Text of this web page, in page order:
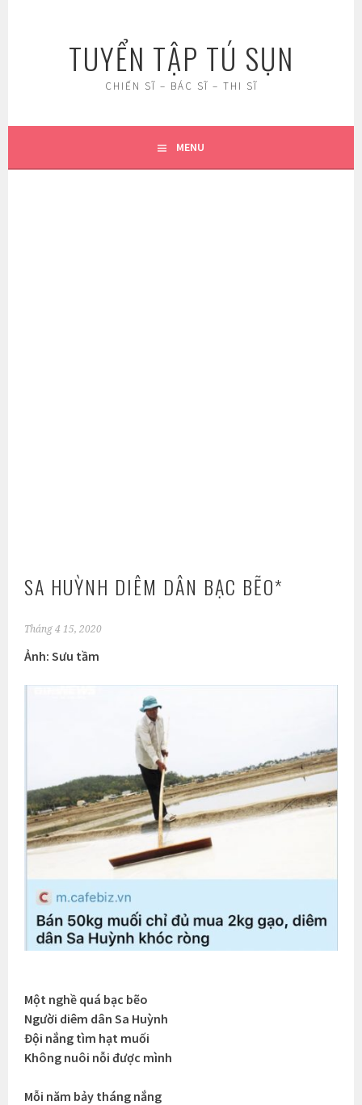
TUYỂN TẬP TÚ SỤN
CHIẾN SĨ – BÁC SĨ – THI SĨ
MENU
SA HUỲNH DIÊM DÂN BẠC BẼO*
Tháng 4 15, 2020
Ảnh: Sưu tầm
Một nghề quá bạc bẽo
Người diêm dân Sa Huỳnh
Đội nắng tìm hạt muối
Không nuôi nỗi được mình
Mỗi năm bảy tháng nắng